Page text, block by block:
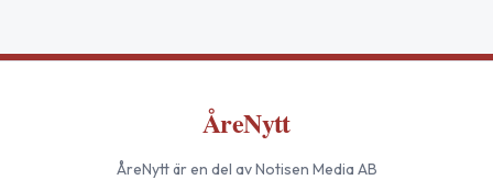
ÅreNytt
ÅreNyttär en del av Notisen Media AB